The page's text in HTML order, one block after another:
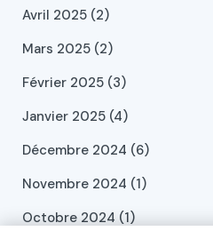
Avril 2025 (2)
Mars 2025 (2)
Février 2025 (3)
Janvier 2025 (4)
Décembre 2024 (6)
Novembre 2024 (1)
Octobre 2024 (1)